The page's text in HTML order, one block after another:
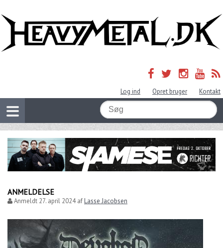
Log ind Opret bruger Kontakt
ANMELDELSE
Anmeldt 27. april 2024afLasse Jacobsen